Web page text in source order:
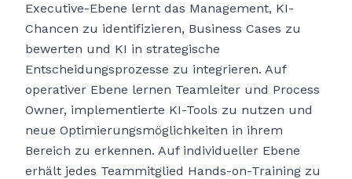
Executive-Ebene lernt das Management, KI-
Chancen zu identifizieren, Business Cases zu
bewerten und KI in strategische
Entscheidungsprozesse zu integrieren. Auf
operativer Ebene lernen Teamleiter und Process
Owner, implementierte KI-Tools zu nutzen und
neue Optimierungsmöglichkeiten in ihrem
Bereich zu erkennen. Auf individueller Ebene
erhält jedes Teammitglied Hands-on-Training zu